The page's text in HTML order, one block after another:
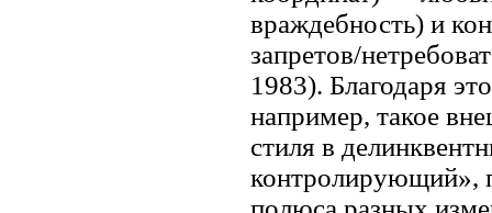
враждебность) и
запретов/
1983). Благодаря
например, такое
стиля в
контролирующий»,